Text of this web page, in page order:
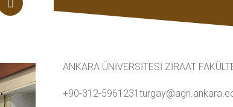
ANKARA ÜNİVERSİTESİ ZİRAAT
+90-312-5961231